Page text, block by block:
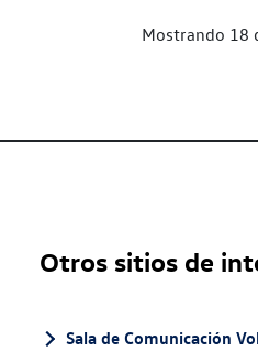
Mostrando 18
Otros sitios de
Sala de Comunicación